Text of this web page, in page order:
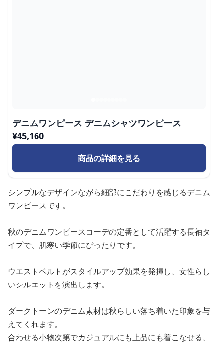
デニムワンピース デニムシャツワンピース
¥45,160
商品の詳細を見る
シンプルなデザインながら細部にこだわりを感じるデニム
ワンピースです。
秋のデニムワンピースコーデの定番として活躍する長袖タ
イプで、肌寒い季節にぴったりです。
ウエストベルトがスタイルアップ効果を発揮し、女性らし
いシルエットを演出します。
ダークトーンのデニム素材は秋らしい落ち着いた印象を与
えてくれます。
合わせる小物次第でカジュアルにも上品にも着こなせる、